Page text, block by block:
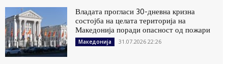
Владата прогласи 30-дневна кризна
состојба на целата територија на
Македонија поради опасност од пожари
Македонија 31.07.2026 22:26